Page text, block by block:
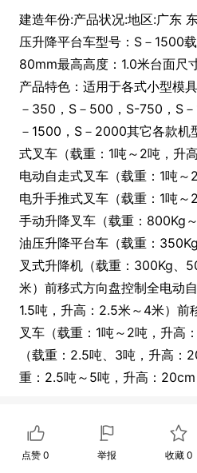
建造年份:产品状况:地区:广东
压升降平台车型号：S－1500
80mm最高高度：1.0米台面尺
产品特色：适用于各式小型模
－350，S－500，S-750，S
－1500，S－2000其它各款机
式叉车（载重：1吨～2吨，升
电动自走式叉车（载重：1吨～
电升手推式叉车（载重：1吨～
手动升降叉车（载重：800Kg
油压升降平台车（载重：
叉式升降机（载重：300Kg、
米）前移式方向盘控制全电动
1.5吨，升高：2.5米～4米）前
叉车（载重：1吨～2吨，升高
（载重：2.5吨、3吨，升高：
重：2.5吨～5吨，升高：20cm
点赞0 举报 收藏 0